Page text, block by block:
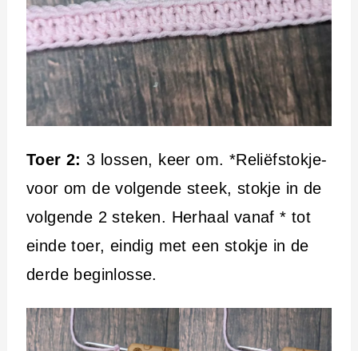
Toer 2: 3 lossen, keer om. *Reliëfstokje-
voor om de volgende steek, stokje in de
volgende 2 steken. Herhaal vanaf * tot
einde toer, eindig met een stokje in de
derde beginlosse.